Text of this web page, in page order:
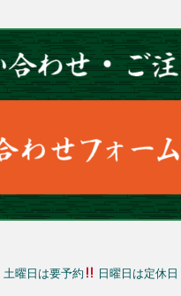
土曜日は要予約 日曜日は定休日